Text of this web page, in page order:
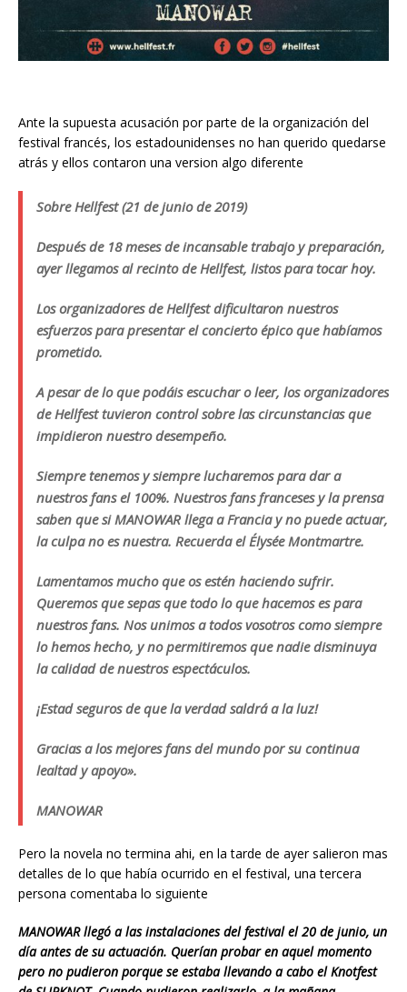
Ante la supuesta acusación por parte de la organización del
festival francés, los estadounidenses no han querido quedarse
atrás y ellos contaron una version algo diferente
Sobre Hellfest (21 de junio de 2019)
Después de 18 meses de incansable trabajo y preparación,
ayer llegamos al recinto de Hellfest, listos para tocar hoy.
Los organizadores de Hellfest dificultaron nuestros
esfuerzos para presentar el concierto épico que habíamos
prometido.
A pesar de lo que podáis escuchar o leer, los organizadores
de Hellfest tuvieron control sobre las circunstancias que
impidieron nuestro desempeño.
Siempre tenemos y siempre lucharemos para dar a
nuestros fans el 100%. Nuestros fans franceses y la prensa
saben que si MANOWAR llega a Francia y no puede actuar,
la culpa no es nuestra. Recuerda el Élysée Montmartre.
Lamentamos mucho que os estén haciendo sufrir.
Queremos que sepas que todo lo que hacemos es para
nuestros fans. Nos unimos a todos vosotros como siempre
lo hemos hecho, y no permitiremos que nadie disminuya
la calidad de nuestros espectáculos.
¡Estad seguros de que la verdad saldrá a la luz!
Gracias a los mejores fans del mundo por su continua
lealtad y apoyo».
MANOWAR
Pero la novela no termina ahi, en la tarde de ayer salieron mas
detalles de lo que había ocurrido en el festival, una tercera
persona comentaba lo siguiente
MANOWAR llegó a las instalaciones del festival el 20 de junio, un
día antes de su actuación. Querían probar en aquel momento
pero no pudieron porque se estaba llevando a cabo el Knotfest